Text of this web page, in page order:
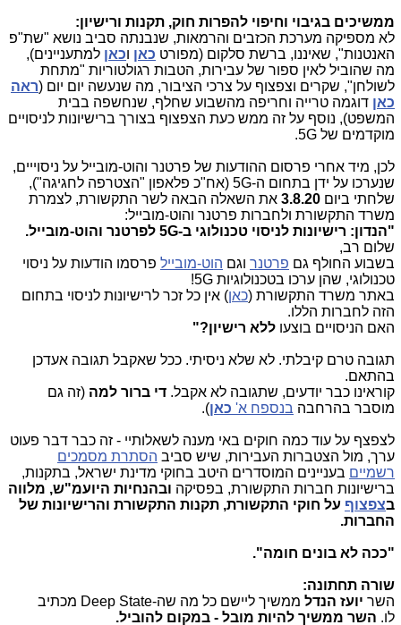
ממשיכים בגיבוי וחיפוי להפרות חוק, תקנות ורישיון:
לא מספיקה מערכת הכזבים והרמאות, שנבנתה סביב נושא "שת"פ
האנטנות", שאיננו, ברשת סלקום (מפורט כאן וכאן למתעניינים),
מה שהוביל לאין ספור של עבירות, הטבות רגולטוריות "מתחת
לשולחן", שקרים וצפצוף על צרכי הציבור, מה שנעשה יום יום (ראה
כאן דוגמה טרייה וחריפה מהשבוע שחלף, שנחשפה בבית
המשפט), נוסף על זה ממש כעת הצפצוף בצורך ברישיונות לניסויים
מוקדמים של 5G.
לכן, מיד אחרי פרסום ההודעות של פרטנר והוט-מובייל על ניסוייים,
שנערכו על ידן בתחום ה-5G (אח"כ פלאפון "הצטרפה לחגיגה"),
שלחתי ביום 3.8.20 את השאלה הבאה לשר התקשורת, לצמרת
משרד התקשורת ולחברות פרטנר והוט-מובייל:
"הנדון: רישיונות לניסוי טכנולוגי ב-5G לפרטנר והוט-מובייל.
שלום רב,
בשבוע החולף גם פרטנר וגם הוט-מובייל פרסמו הודעות על ניסוי
טכנולוגי, שהן ערכו בטכנולוגיות 5G
!
באתר משרד התקשורת (כאן) אין כל זכר לרישיונות לניסוי בתחום
הזה לחברות הללו.
האם הניסויים בוצעו ללא רישיון?"
תגובה טרם קיבלתי. לא שלא ניסיתי. ככל שאקבל תגובה אעדכן
בהתאם.
קוראינו כבר יודעים, שתגובה לא אקבל. די ברור למה (זה גם
מוסבר בהרחבה בנספח א' כאן).
לצפצף על עוד כמה חוקים באי מענה לשאלותיי - זה כבר דבר פעוט
ערך, מול הצטברות העבירות, שיש סביב הסתרת מסמכים
רשמיים בעניינים המוסדרים היטב בחוקי מדינת ישראל, בתקנות,
ברישיונות חברות התקשורת, בפסיקה ובהנחיות היועמ"ש, מלווה
בצפצוף על חוקי התקשורת, תקנות התקשורת והרישיונות של
החברות.
"ככה לא בונים חומה".
שורה תחתונה:
השר יועז הנדל
ממשיך ליישם כל מה שה-Deep State מכתיב
לו. השר ממשיך להיות מובל - במקום להוביל.